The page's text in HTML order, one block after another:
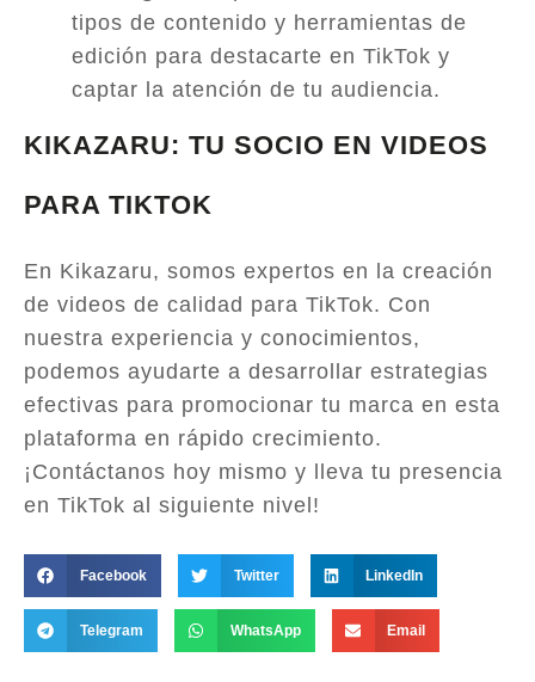
tipos de contenido y herramientas de
edición para destacarte en TikTok y
captar la atención de tu audiencia.
KIKAZARU: TU SOCIO EN VIDEOS
PARA TIKTOK
En Kikazaru, somos expertos en la creación
de videos de calidad para TikTok. Con
nuestra experiencia y conocimientos,
podemos ayudarte a desarrollar estrategias
efectivas para promocionar tu marca en esta
plataforma en rápido crecimiento.
¡Contáctanos hoy mismo y lleva tu presencia
en TikTok al siguiente nivel!
Facebook Twitter LinkedIn
Telegram WhatsApp Email